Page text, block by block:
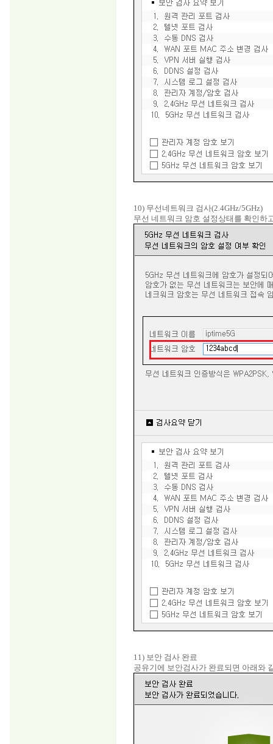
10) 무선네트워크 검사(2.4GHz/5GHz)
무선 네트워크 암호 설정상태를 확인하
11) 보안 검사 완료
공유기에 보안검사가 완료되면 아래와